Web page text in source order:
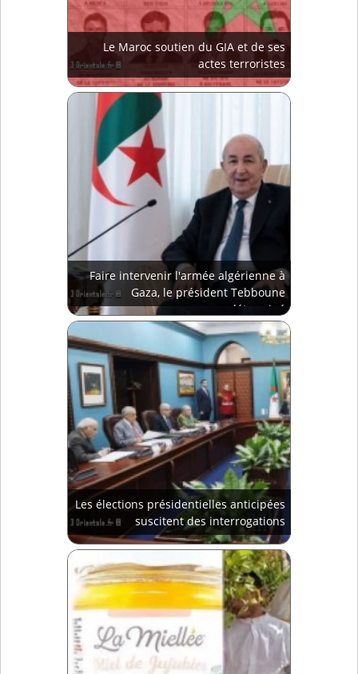
Le Maroc soutien du GIA et de ses
actes terroristes
Faire intervenir l'armée algérienne à
Gaza, le président Tebboune
déterminé
Les élections présidentielles anticipées
suscitent des interrogations